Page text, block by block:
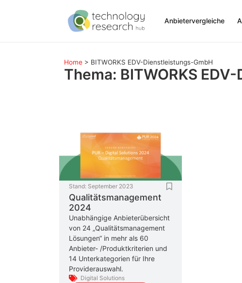
Anbietervergleiche
Home > BITWORKS EDV-Dienstleistungs-GmbH
Thema: BITWORKS
Stand: September 2023
Qualitätsmanagement
2024
Unabhängige Anbieterübersicht
von 24 „Qualitätsmanagement
Lösungen“ in mehr als 60
Anbieter- /Produktkriterien und
14 Unterkategorien für Ihre
Providerauswahl.
Digital Solutions